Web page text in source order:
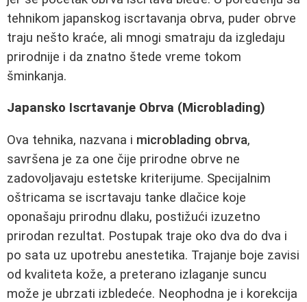
tehnikom japanskog iscrtavanja obrva, puder obrve
traju nešto kraće, ali mnogi smatraju da izgledaju
prirodnije i da znatno štede vreme tokom
šminkanja.
Japansko Iscrtavanje Obrva (Microblading)
Ova tehnika, nazvana i microblading obrva,
savršena je za one čije prirodne obrve ne
zadovoljavaju estetske kriterijume. Specijalnim
oštricama se iscrtavaju tanke dlačice koje
oponašaju prirodnu dlaku, postižući izuzetno
prirodan rezultat. Postupak traje oko dva do dva i
po sata uz upotrebu anestetika. Trajanje boje zavisi
od kvaliteta kože, a preterano izlaganje suncu
može je ubrzati izbledeće. Neophodna je i korekcija